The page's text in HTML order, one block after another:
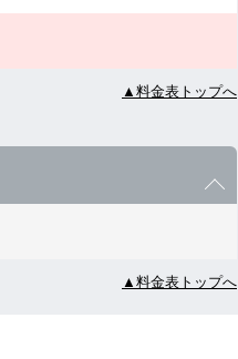
▲料金表トップへ
▲料金表トップへ